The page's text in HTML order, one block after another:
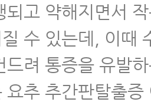
검사
통증, 하지방사통
초기증상 및 치료
되고 약해지면서
수 있는데, 이때
드려 통증을 유발
요추 추간판탈출증